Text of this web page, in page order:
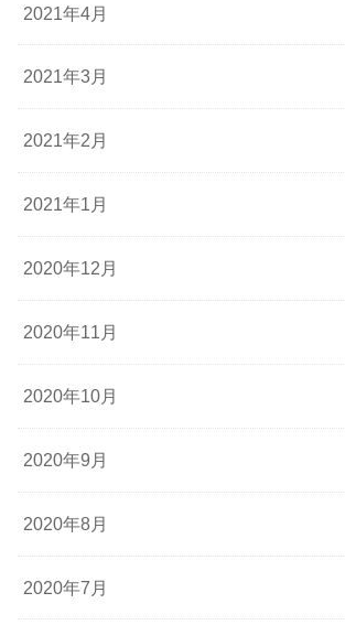
2021年4月
2021年3月
2021年2月
2021年1月
2020年12月
2020年11月
2020年10月
2020年9月
2020年8月
2020年7月